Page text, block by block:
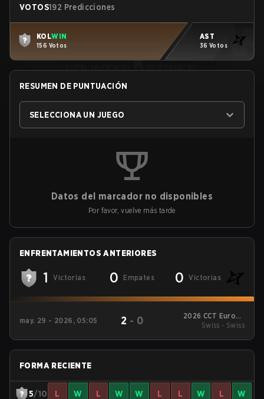
VOTOS192 Predicciones
KOLWIN
156 Votos
AST
36 Votos
RESUMEN DE PUNTUACIÓN
SELECCIONA UN JUEGO
Datos del marcador no disponibles
Por favor, vuelve más tarde
ENFRENTAMIENTOS ANTERIORES
1 Victorias 0 Empates 0 Victorias
may. 29 - 2026, 05:05 2 - 0
2026 CCT Europe
Series #3
Swiss - Swiss
FORMA RECIENTE
5/10 L W L W W L L W L W